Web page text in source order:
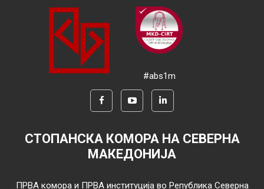
#abs1m
СТОПАНСКА КОМОРА НА СЕВЕРНА
МАКЕДОНИЈА
ПРВА комора и ПРВА институција во Република Северна